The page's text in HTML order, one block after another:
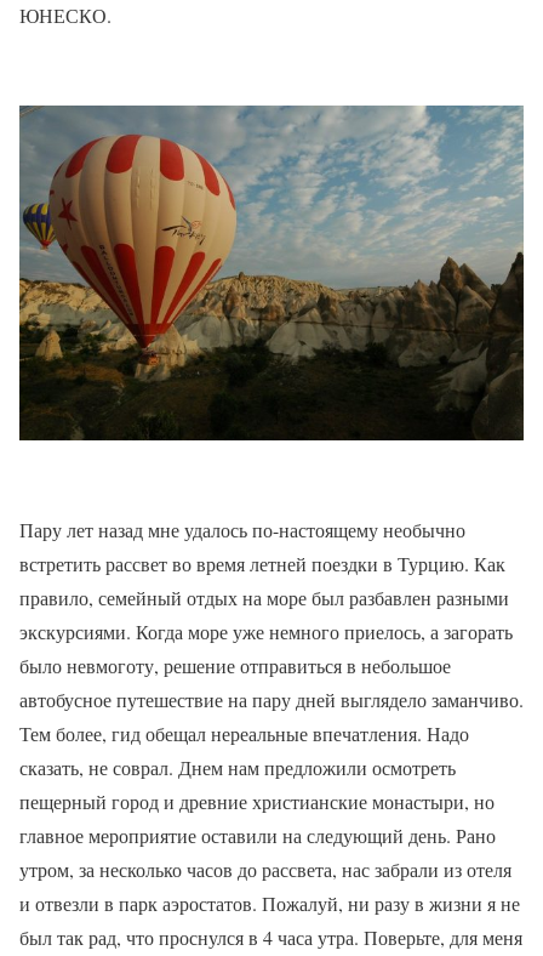
ЮНЕСКО.
Пару лет назад мне удалось по-настоящему необычно
встретить рассвет во время летней поездки в Турцию. Как
правило, семейный отдых на море был разбавлен разными
экскурсиями. Когда море уже немного приелось, а загорать
было невмоготу, решение отправиться в небольшое
автобусное путешествие на пару дней выглядело заманчиво.
Тем более, гид обещал нереальные впечатления. Надо
сказать, не соврал. Днем нам предложили осмотреть
пещерный город и древние христианские монастыри, но
главное мероприятие оставили на следующий день. Рано
утром, за несколько часов до рассвета, нас забрали из отеля
и отвезли в парк аэростатов. Пожалуй, ни разу в жизни я не
был так рад, что проснулся в 4 часа утра. Поверьте, для меня